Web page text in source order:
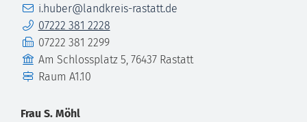
E-Maili.huber@landkreis-rastatt.de
Telefon07222 381 2228
Fax 07222 381 2299
Gebäude
Am Schlossplatz 5, 76437 Rastatt
Raum A1.10
Frau S. Möhl